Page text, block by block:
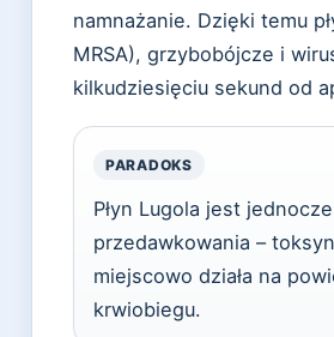
namnażanie. Dzięki temu
MRSA), grzybobójcze i
kilkudziesięciu sekund od
PARADOKS
Płyn Lugola jest
przedawkowania –
miejscowo działa na
krwiobiegu.